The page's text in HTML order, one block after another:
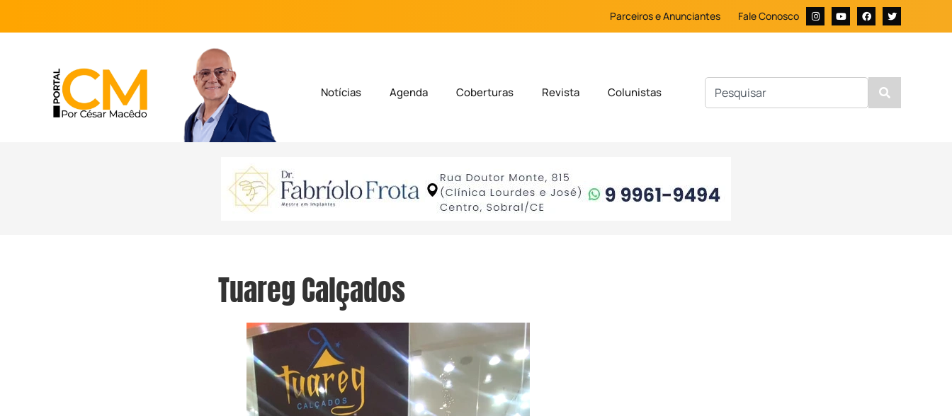
Parceiros e Anunciantes Fale Conosco
Notícias Agenda Coberturas Revista Colunistas
Tuareg Calçados